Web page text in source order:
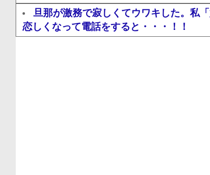
旦那が激務で寂しくてウワキした。私
恋しくなって電話をすると・・・！！